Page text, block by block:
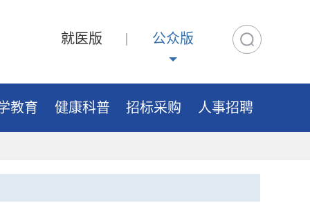
就医版 公众版
教育 健康科普 招标采购 人事招聘